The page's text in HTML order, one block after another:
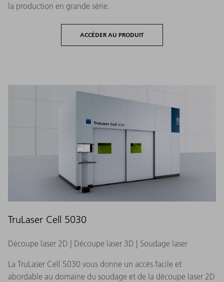
la production en grande série.
ACCÉDER AU PRODUIT
TruLaser Cell 5030
Découpe laser 2D | Découpe laser 3D | Soudage laser
La TruLaser Cell 5030 vous donne un accès facile et
abordable au domaine du soudage et de la découpe laser 2D